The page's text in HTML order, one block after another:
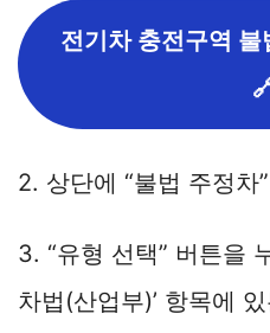
전기차 충전구역
2. 상단에 “불법 주정차
3. “유형 선택” 버튼을
차법(산업부)’ 항목에